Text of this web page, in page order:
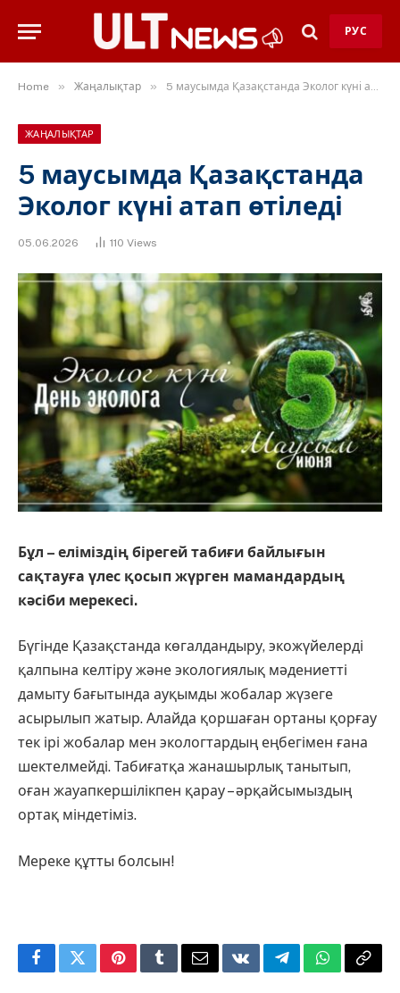
РУС
Home » Жаңалықтар » 5 маусымда Қазақстанда Эколог күні атап өтіледі
ЖАҢАЛЫҚТАР
5 маусымда Қазақстанда
Эколог күні атап өтіледі
05.06.2026 110 Views
Бұл – еліміздің бірегей табиғи байлығын
сақтауға үлес қосып жүрген мамандардың
кәсіби мерекесі.
Бүгінде Қазақстанда көгалдандыру, экожүйелерді
қалпына келтіру және экологиялық мәдениетті
дамыту бағытында ауқымды жобалар жүзеге
асырылып жатыр. Алайда қоршаған ортаны қорғау
тек ірі жобалар мен экологтардың еңбегімен ғана
шектелмейді. Табиғатқа жанашырлық танытып,
оған жауапкершілікпен қарау – әрқайсымыздың
ортақ міндетіміз.
Мереке құтты болсын!
FacebookTwitterPinterestTumblrEmailVKontakteTelegramWhatsApp
Copy